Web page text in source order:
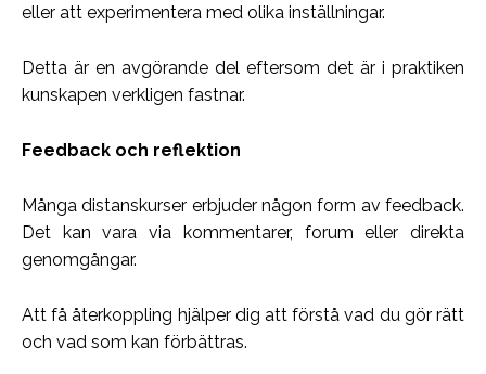
eller att experimentera med olika inställningar.
Detta är en avgörande del eftersom det är i praktiken
kunskapen verkligen fastnar.
Feedback och reflektion
Många distanskurser erbjuder någon form av feedback.
Det kan vara via kommentarer, forum eller direkta
genomgångar.
Att få återkoppling hjälper dig att förstå vad du gör rätt
och vad som kan förbättras.